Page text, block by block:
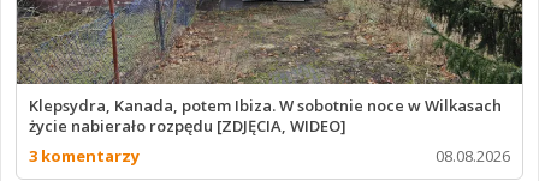
Klepsydra, Kanada, potem Ibiza. W sobotnie noce w Wilkasach
życie nabierało rozpędu [ZDJĘCIA, WIDEO]
3 komentarzy
08.08.2026